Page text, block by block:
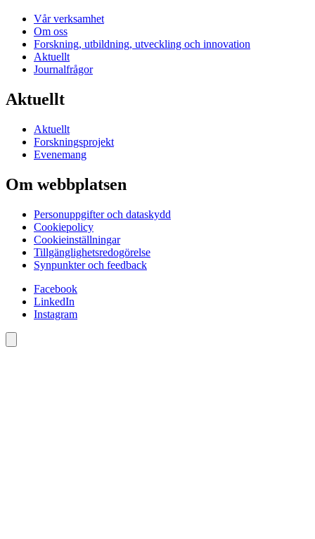
Vår verksamhet
Om oss
Forskning, utbildning, utveckling och innovation
Aktuellt
Journalfrågor
Aktuellt
Aktuellt
Forskningsprojekt
Evenemang
Om webbplatsen
Personuppgifter och dataskydd
Cookiepolicy
Cookieinställningar
Tillgänglighetsredogörelse
Synpunkter och feedback
Facebook
LinkedIn
Instagram